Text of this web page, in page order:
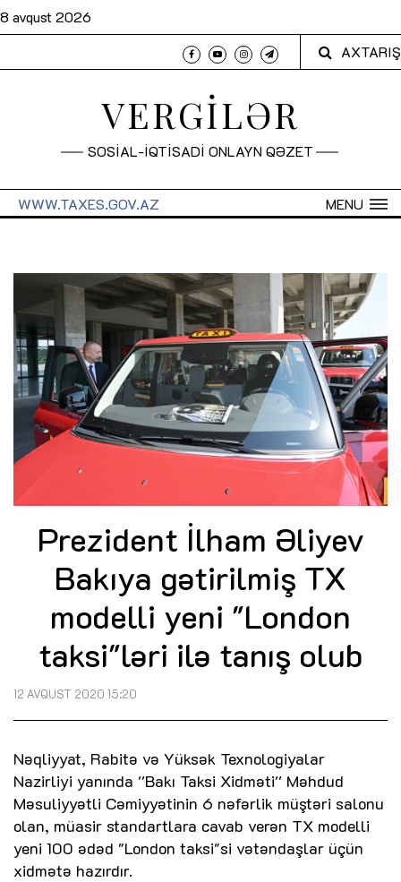
8 avqust 2026
AXTARIŞ
VERGİLƏR
SOSİAL-İQTİSADİ ONLAYN QƏZET
MENU
WWW.TAXES.GOV.AZ
Prezident İlham Əliyev
Bakıya gətirilmiş TX
modelli yeni "London
taksi"ləri ilə tanış olub
12 AVQUST 2020 15:20
Nəqliyyat, Rabitə və Yüksək Texnologiyalar
Nazirliyi yanında ''Bakı Taksi Xidməti'' Məhdud
Məsuliyyətli Cəmiyyətinin 6 nəfərlik müştəri salonu
olan, müasir standartlara cavab verən TX modelli
yeni 100 ədəd "London taksi"si vətəndaşlar üçün
xidmətə hazırdır.